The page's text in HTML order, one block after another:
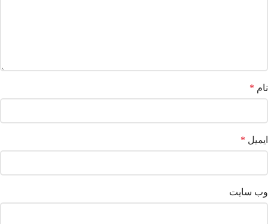
نام *
ایمیل *
وب‌ سایت